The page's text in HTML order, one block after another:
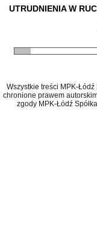
UTRUDNIENIA W
Wszystkie treści MPK-
chronione prawem
zgody MPK-Łódź